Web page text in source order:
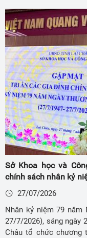
Sở Khoa học và
chính sách nhân kỷ
27/07/2026
Nhân kỷ niệm 79 năm
27/7/2026), sáng ngày
Châu tổ chức chương